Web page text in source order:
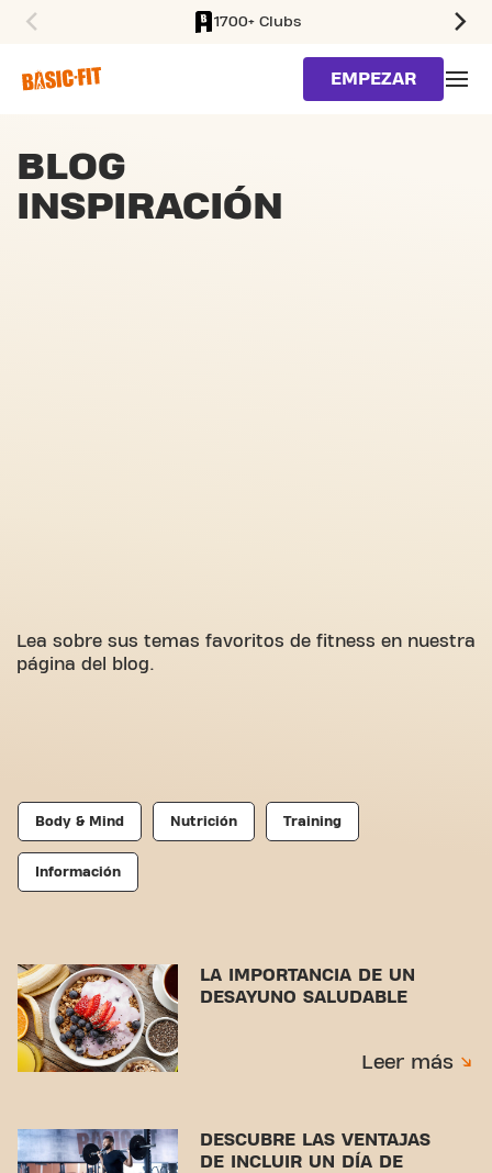
1700+ Clubs
EMPEZAR
BLOG
INSPIRACIÓN
Lea sobre sus temas favoritos de fitness en nuestra
página del blog.
Body & Mind Nutrición Training
Información
LA IMPORTANCIA DE UN
DESAYUNO SALUDABLE
Leer más
DESCUBRE LAS VENTAJAS
DE INCLUIR UN DÍA DE